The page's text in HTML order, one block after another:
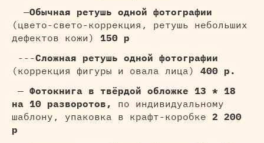
—Обычная ретушь одной фотографии
(цвето-свето-коррекция, ретушь небольших
дефектов кожи) 150 р
---Сложная ретушь одной фотографии
(коррекция фигуры и овала лица) 400 р.
— Фотокнига в твёрдой обложке 13 * 18
на 10 разворотов,
по индивидуальному
шаблону, упаковка в крафт-коробке 2 200
р